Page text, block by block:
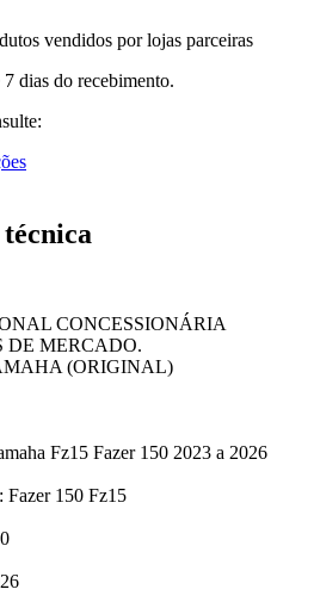
vendidos por lojas parceiras
dias do recebimento.
CONCESSIONÁRIA
DE MERCADO.
(ORIGINAL)
Fz15 Fazer 150 2023 a 2026
150 Fz15